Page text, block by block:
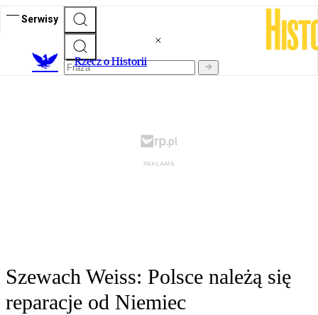
Serwisy
Rzecz o Historii
Szewach Weiss: Polsce należą się
reparacje od Niemiec